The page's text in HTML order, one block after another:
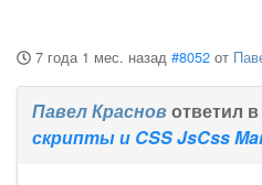
7 года 1 мес. назад #8052 от
Павел Красновответил
скрипты и CSS JsCss